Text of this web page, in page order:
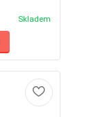
Skladem